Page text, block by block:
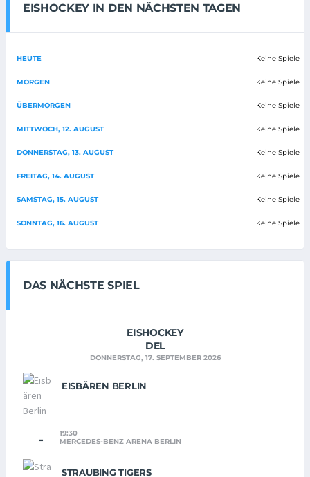
EISHOCKEY IN DEN NÄCHSTEN TAGEN
HEUTE Keine Spiele
MORGEN Keine Spiele
ÜBERMORGEN Keine Spiele
MITTWOCH, 12. AUGUST Keine Spiele
DONNERSTAG, 13. AUGUST Keine Spiele
FREITAG, 14. AUGUST Keine Spiele
SAMSTAG, 15. AUGUST Keine Spiele
SONNTAG, 16. AUGUST Keine Spiele
DAS NÄCHSTE SPIEL
EISHOCKEY
DEL
DONNERSTAG, 17. SEPTEMBER 2026
EISBÄREN BERLIN
-
19:30
MERCEDES-BENZ ARENA BERLIN
STRAUBING TIGERS